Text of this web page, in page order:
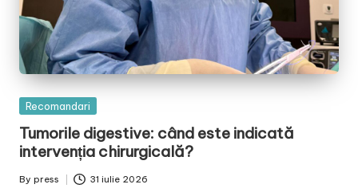
Posted
Recomandari
Tumorile digestive: când este indicată
intervenția chirurgicală?
Posted
By press 31 iulie 2026